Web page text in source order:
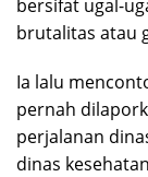
bersifat ugal-
brutalitas atau
Ia lalu
pernah
perjalanan
dinas